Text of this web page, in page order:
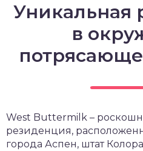
Уникальная
в
West Buttermilk –
резиденция,
города Аспен, штат